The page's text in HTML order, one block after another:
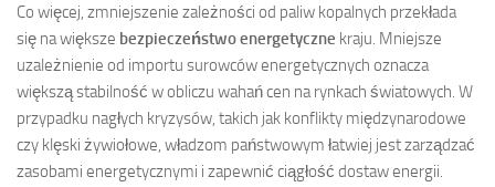
Co więcej, zmniejszenie zależności od paliw kopalnych przekłada
się na większe bezpieczeństwo energetyczne kraju. Mniejsze
uzależnienie od importu surowców energetycznych oznacza
większą stabilność w obliczu wahań cen na rynkach światowych. W
przypadku nagłych kryzysów, takich jak konflikty międzynarodowe
czy klęski żywiołowe, władzom państwowym łatwiej jest zarządzać
zasobami energetycznymi i zapewnić ciągłość dostaw energii.